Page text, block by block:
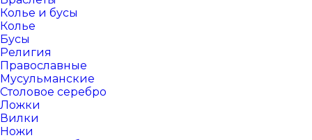
Колье и бусы
Колье
Бусы
Религия
Православные
Мусульманские
Столовое серебро
Ложки
Вилки
Ножи